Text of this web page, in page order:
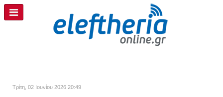
Τρίτη, 02 Ιουνίου 2026 20:49